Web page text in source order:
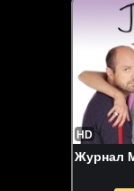
HD
Журнал